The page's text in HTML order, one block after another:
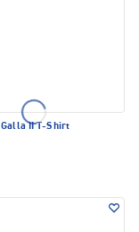
Galla II T-Shirt